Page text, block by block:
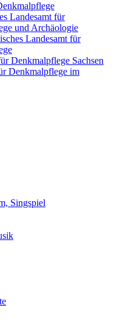
Landesamt für
und Archäologie
Landesamt für
Denkmalpflege Sachsen
Denkmalpflege im
Singspiel